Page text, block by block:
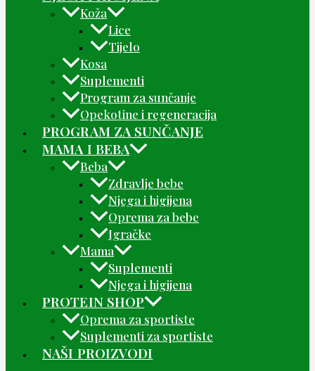
Koža
Lice
Tijelo
Kosa
Suplementi
Program za sunčanje
Opekotine i regeneracija
PROGRAM ZA SUNČANJE
MAMA I BEBA
Beba
Zdravlje bebe
Njega i higijena
Oprema za bebe
Igračke
Mama
Suplementi
Njega i higijena
PROTEIN SHOP
Oprema za sportiste
Suplementi za sportiste
NAŠI PROIZVODI